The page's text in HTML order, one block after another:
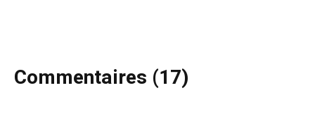
Commentaires (17)